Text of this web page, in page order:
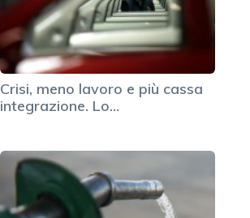
Crisi, meno lavoro e più cassa
integrazione. Lo…